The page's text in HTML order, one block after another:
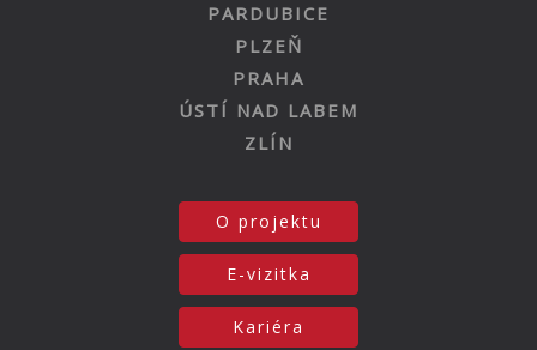
PARDUBICE
PLZEŇ
PRAHA
ÚSTÍ NAD LABEM
ZLÍN
O projektu
E-vizitka
Kariéra